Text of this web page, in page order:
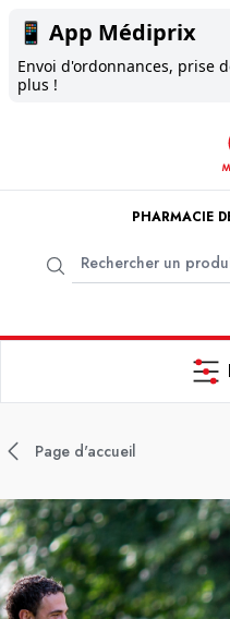
📱 App Médiprix
Envoi d'ordonnances, prise
plus !
PHARMACIE
Page d'accueil